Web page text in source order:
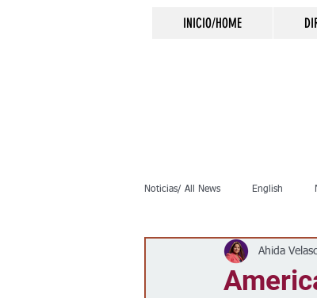
INICIO/HOME
Noticias/ All News English
Inmigración Crimen
Ahida